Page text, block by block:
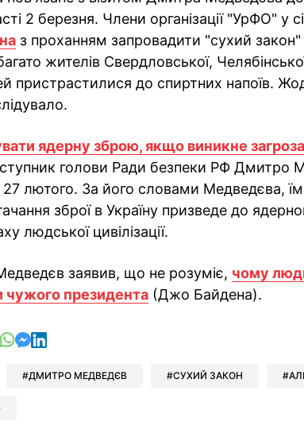
2 березня. Члени організації "УрФО" у
з проханням запровадити "сухий закон"
жителів Свердловської,
пристрастилися до спиртних напоїв.
ядерну зброю, якщо виникне
голови Ради безпеки РФ Дмитро
лютого. За його словами Медведєва, їм
зброї в Україну призведе до
людської цивілізації.
заявив, що не розуміє, чому
чужого президента (Джо Байдена).
у Telegram
у Facebook
у Xу Viber
відправити у Whatsapp
відправити у Messenger
відправити у LinkedIn
ДМИТРО МЕДВЕДЄВ СУХИЙ ЗАКОН